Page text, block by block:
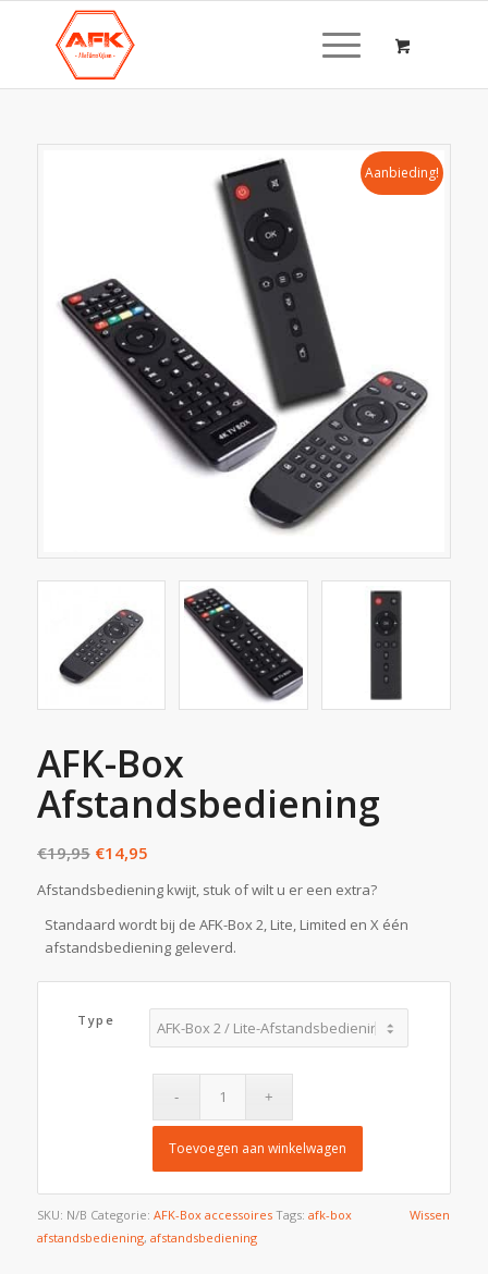
Aanbieding!
AFK-Box
Afstandsbediening
€19,95 Oorspronkelijke
€19,95.
€14,95Huidige
is:
€14,95.
Afstandsbediening kwijt, stuk of wilt u er een extra?
Standaard wordt bij de AFK-Box 2, Lite, Limited en X één
afstandsbediening geleverd.
Type
Wissen
Toevoegen aan winkelwagen
SKU: N/B Categorie: AFK-Box accessoires Tags: afk-box
afstandsbediening, afstandsbediening